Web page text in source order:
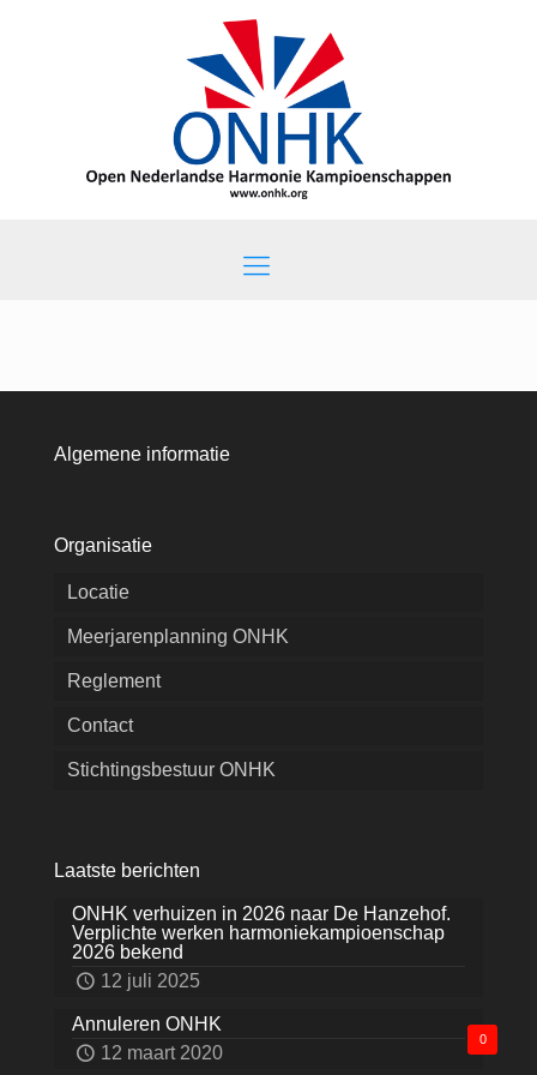
Algemene informatie
Organisatie
Locatie
Meerjarenplanning ONHK
Reglement
Contact
Stichtingsbestuur ONHK
Laatste berichten
ONHK verhuizen in 2026 naar De Hanzehof.
Verplichte werken harmoniekampioenschap
2026 bekend
12 juli 2025
0
Annuleren ONHK
12 maart 2020